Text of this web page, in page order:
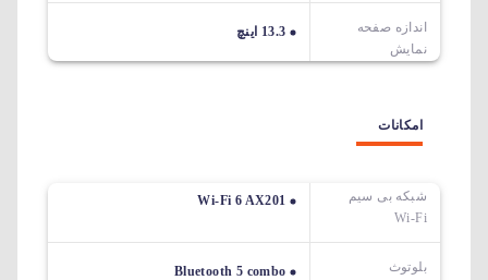
اندازه صفحه
نمایش
13.3 اینچ
امکانات
شبکه بی سیم
Wi-Fi
Wi-Fi 6 AX201
بلوتوث
Bluetooth 5 combo